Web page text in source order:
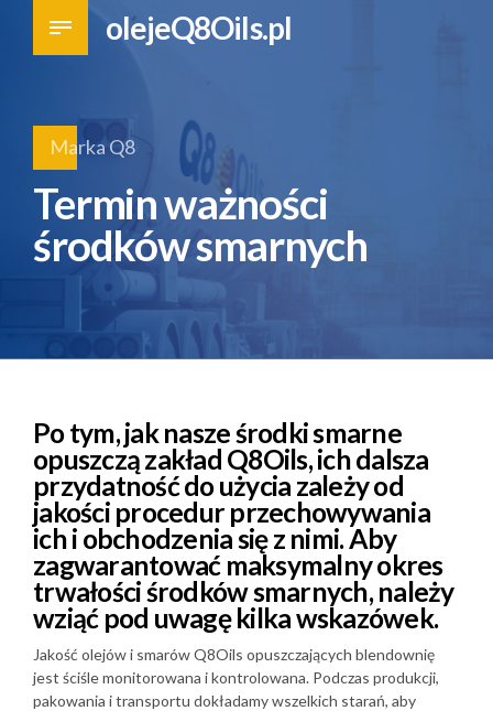
olejeQ8Oils.pl
Marka Q8
Termin ważności
środków smarnych
Po tym, jak nasze środki smarne
opuszczą zakład Q8Oils, ich dalsza
przydatność do użycia zależy od
jakości procedur przechowywania
ich i obchodzenia się z nimi. Aby
zagwarantować maksymalny okres
trwałości środków smarnych, należy
wziąć pod uwagę kilka wskazówek.
Jakość olejów i smarów Q8Oils opuszczających blendownię
jest ściśle monitorowana i kontrolowana. Podczas produkcji,
pakowania i transportu dokładamy wszelkich starań, aby